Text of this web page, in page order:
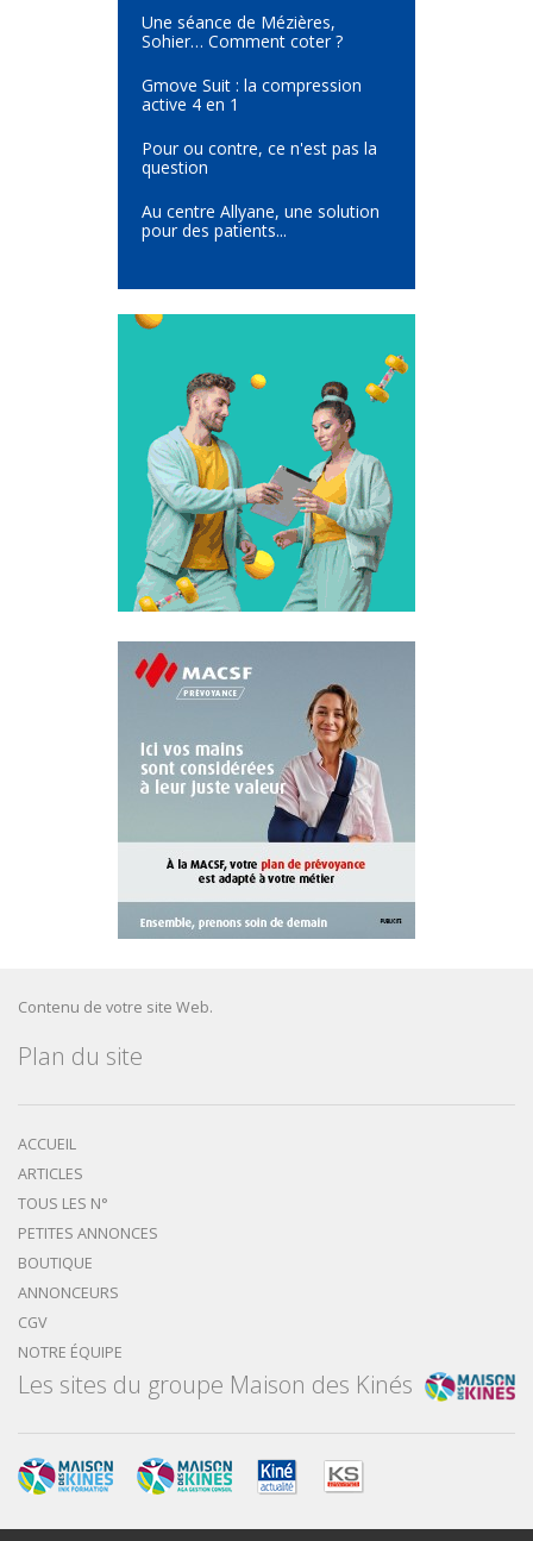
Une séance de Mézières,
Sohier… Comment coter ?
Gmove Suit : la compression
active 4 en 1
Pour ou contre, ce n'est pas la
question
Au centre Allyane, une solution
pour des patients...
Contenu de votre site Web.
Plan du site
ACCUEIL
ARTICLES
TOUS LES N°
PETITES ANNONCES
BOUTIQUE
ANNONCEURS
CGV
NOTRE ÉQUIPE
Les sites du groupe Maison des Kinés